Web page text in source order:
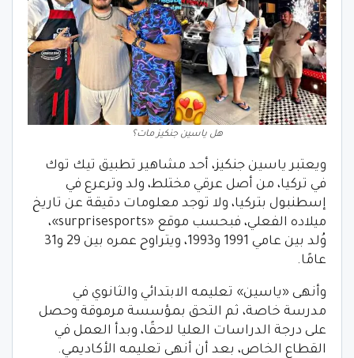
هل ياسين جنكيز مات؟
ويعتبر ياسين جنكيز، أحد مشاهير تطبيق تيك توك
في تركيا، من أصل عرقي مختلط، ولد وترعرع في
إسطنبول بتركيا، ولا توجد معلومات دقيقة عن تاريخ
ميلاده الفعلي، فبحسب موقع «surprisesports»،
وُلد بين عامي 1991 و1993، ويتراوح عمره بين 29 و31
عامًا.
وأنهى «ياسين» تعليمه الابتدائي والثانوي في
مدرسة خاصة، ثم التحق بمؤسسة مرموقة وحصل
على درجة الدراسات العليا لاحقًا، وبدأ العمل في
القطاع الخاص، بعد أن أنهى تعليمه الأكاديمي.